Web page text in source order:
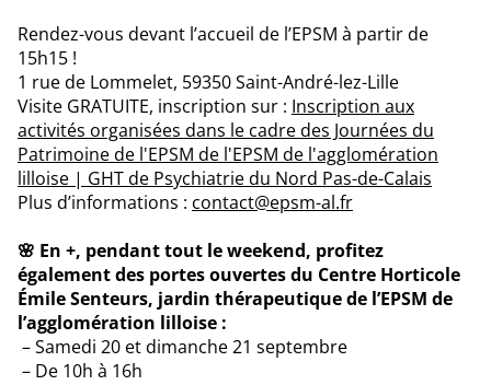
Rendez-vous devant l’accueil de l’EPSM à partir de
15h15 !
1 rue de Lommelet, 59350 Saint-André-lez-Lille
Visite GRATUITE, inscription sur : Inscription aux
activités organisées dans le cadre des Journées du
Patrimoine de l'EPSM de l'EPSM de l'agglomération
lilloise | GHT de Psychiatrie du Nord Pas-de-Calais
Plus d’informations : contact@epsm-al.fr
🌸 En +, pendant tout le weekend, profitez
également des portes ouvertes du Centre Horticole
Émile Senteurs, jardin thérapeutique de l’EPSM de
l’agglomération lilloise :
Samedi 20 et dimanche 21 septembre
De 10h à 16h